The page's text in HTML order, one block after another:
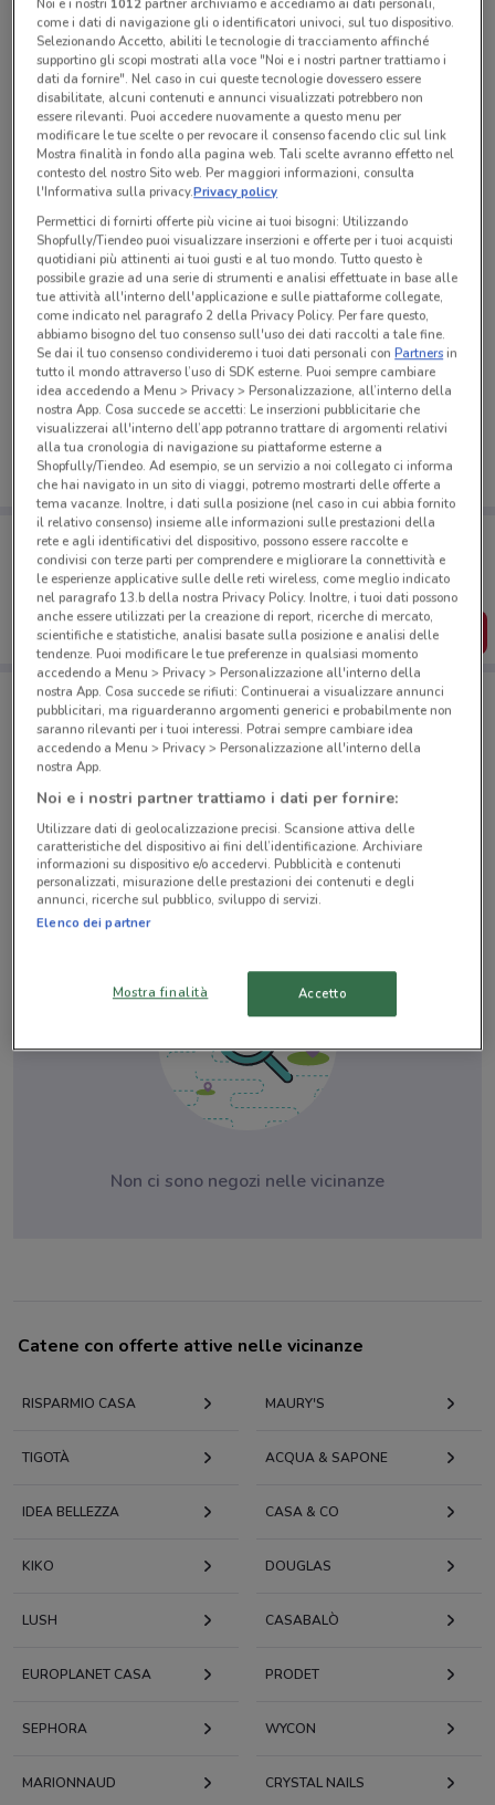
Tutte le promozioni di questo negozio
Ci dispiace, al momento non abbiamo pubblicato
volantini nella tua zona. Riprova più tardi.
Porta DoveConviene sempre con te!
Puoi trovare le migliori offerte dei negozi vicino a te,
salvarle e creare la tua lista del risparmio, comodamente
dal tuo cellulare.
SCARICA L’APP
Negozi dm a Settimo Milanese
© MapTiler © OpenStreetMap contributors
Non ci sono negozi nelle vicinanze
Catene con offerte attive nelle vicinanze
RISPARMIO CASA MAURY'S
TIGOTÀ ACQUA & SAPONE
IDEA BELLEZZA CASA & CO
KIKO DOUGLAS
LUSH CASABALÒ
EUROPLANET CASA PRODET
SEPHORA WYCON
MARIONNAUD CRYSTAL NAILS
come i dati di navigazione gli o identificatori univoci, sul tuo dispositivo.
Selezionando Accetto, abiliti le tecnologie di tracciamento affinché
supportino gli scopi mostrati alla voce "Noi e i nostri partner trattiamo i
dati da fornire". Nel caso in cui queste tecnologie dovessero essere
disabilitate, alcuni contenuti e annunci visualizzati potrebbero non
essere rilevanti. Puoi accedere nuovamente a questo menu per
modificare le tue scelte o per revocare il consenso facendo clic sul link
Mostra finalità in fondo alla pagina web. Tali scelte avranno effetto nel
contesto del nostro Sito web. Per maggiori informazioni, consulta
l'Informativa sulla privacy.Privacy policy
Permettici di fornirti offerte più vicine ai tuoi bisogni: Utilizzando
Shopfully/Tiendeo puoi visualizzare inserzioni e offerte per i tuoi acquisti
quotidiani più attinenti ai tuoi gusti e al tuo mondo. Tutto questo è
possibile grazie ad una serie di strumenti e analisi effettuate in base alle
tue attività all'interno dell'applicazione e sulle piattaforme collegate,
come indicato nel paragrafo 2 della Privacy Policy. Per fare questo,
abbiamo bisogno del tuo consenso sull'uso dei dati raccolti a tale fine.
Se dai il tuo consenso condivideremo i tuoi dati personali conPartnersin
tutto il mondo attraverso l’uso di SDK esterne. Puoi sempre cambiare
idea accedendo a Menu > Privacy > Personalizzazione, all’interno della
nostra App. Cosa succede se accetti: Le inserzioni pubblicitarie che
visualizzerai all'interno dell’app potranno trattare di argomenti relativi
alla tua cronologia di navigazione su piattaforme esterne a
Shopfully/Tiendeo. Ad esempio, se un servizio a noi collegato ci informa
che hai navigato in un sito di viaggi, potremo mostrarti delle offerte a
tema vacanze. Inoltre, i dati sulla posizione (nel caso in cui abbia fornito
il relativo consenso) insieme alle informazioni sulle prestazioni della
rete e agli identificativi del dispositivo, possono essere raccolte e
condivisi con terze parti per comprendere e migliorare la connettività e
le esperienze applicative sulle delle reti wireless, come meglio indicato
nel paragrafo 13.b della nostra Privacy Policy. Inoltre, i tuoi dati possono
anche essere utilizzati per la creazione di report, ricerche di mercato,
scientifiche e statistiche, analisi basate sulla posizione e analisi delle
tendenze. Puoi modificare le tue preferenze in qualsiasi momento
accedendo a Menu > Privacy > Personalizzazione all'interno della
nostra App. Cosa succede se rifiuti: Continuerai a visualizzare annunci
pubblicitari, ma riguarderanno argomenti generici e probabilmente non
saranno rilevanti per i tuoi interessi. Potrai sempre cambiare idea
accedendo a Menu > Privacy > Personalizzazione all'interno della
nostra App.
Noi e i nostri partner trattiamo i dati per fornire:
Utilizzare dati di geolocalizzazione precisi. Scansione attiva delle
caratteristiche del dispositivo ai fini dell’identificazione. Archiviare
informazioni su dispositivo e/o accedervi. Pubblicità e contenuti
personalizzati, misurazione delle prestazioni dei contenuti e degli
annunci, ricerche sul pubblico, sviluppo di servizi.
Elenco dei partner
Mostra finalità Accetto